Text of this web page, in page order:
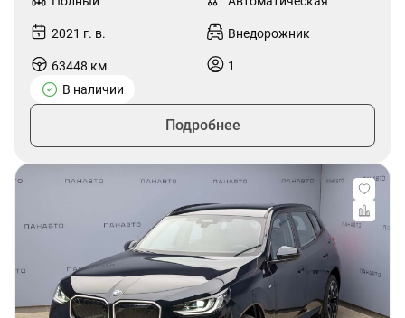
2021 г. в. Внедорожник
63448 км
1
В наличии
Подробнее